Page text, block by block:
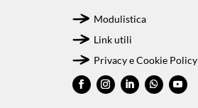
Modulistica
Link utili
Privacy e Cookie Policy